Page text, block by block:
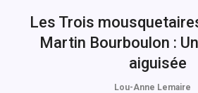
Les Trois
Martin Bourboulon :
aiguisée
Lou-Anne Lemaire